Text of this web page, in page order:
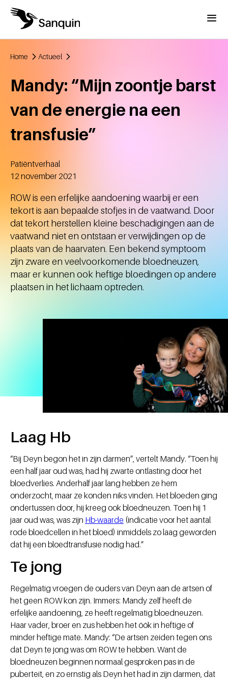
Overslaan en naar de inhoud gaan
Menu
Home Actueel
Mandy: “Mijn zoontje barst
van de energie na een
transfusie”
Patiëntverhaal
Aangemaakt
12 november 2021
ROW is een erfelijke aandoening waarbij er een
tekort is aan bepaalde stofjes in de vaatwand. Door
dat tekort herstellen kleine beschadigingen aan de
vaatwand niet en ontstaan er verwijdingen op de
plaats van de haarvaten. Een bekend symptoom
zijn zware en veelvoorkomende bloedneuzen,
maar er kunnen ook heftige bloedingen op andere
plaatsen in het lichaam optreden.
Laag Hb
“Bij Deyn begon het in zijn darmen”, vertelt Mandy. “Toen hij
een half jaar oud was, had hij zwarte ontlasting door het
bloedverlies. Anderhalf jaar lang hebben ze hem
onderzocht, maar ze konden niks vinden. Het bloeden ging
ondertussen door, hij kreeg ook bloedneuzen. Toen hij 1
jaar oud was, was zijn Hb-waarde (indicatie voor het aantal
rode bloedcellen in het bloed) inmiddels zo laag geworden
dat hij een bloedtransfusie nodig had.”
Te jong
Regelmatig vroegen de ouders van Deyn aan de artsen of
het geen ROW kon zijn. Immers: Mandy zelf heeft de
erfelijke aandoening, ze heeft regelmatig bloedneuzen.
Haar vader, broer en zus hebben het óók in heftige of
minder heftige mate. Mandy: “De artsen zeiden tegen ons
dat Deyn te jong was om ROW te hebben. Want de
bloedneuzen beginnen normaal gesproken pas in de
puberteit, en zo ernstig als Deyn het had in zijn darmen, dat